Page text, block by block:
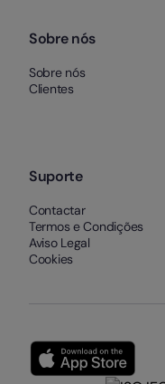
Sobre nós
Sobre nós
Clientes
Suporte
Contactar
Termos e Condições
Aviso Legal
Cookies